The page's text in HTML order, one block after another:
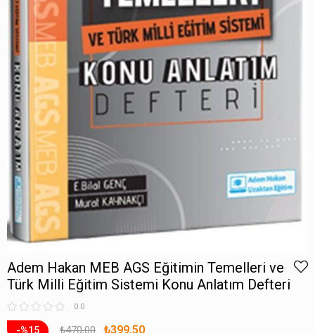
Adem Hakan MEB AGS Eğitimin Temelleri ve
Türk Milli Eğitim Sistemi Konu Anlatım Defteri
0.0
15 ₺470,00 ₺399,50